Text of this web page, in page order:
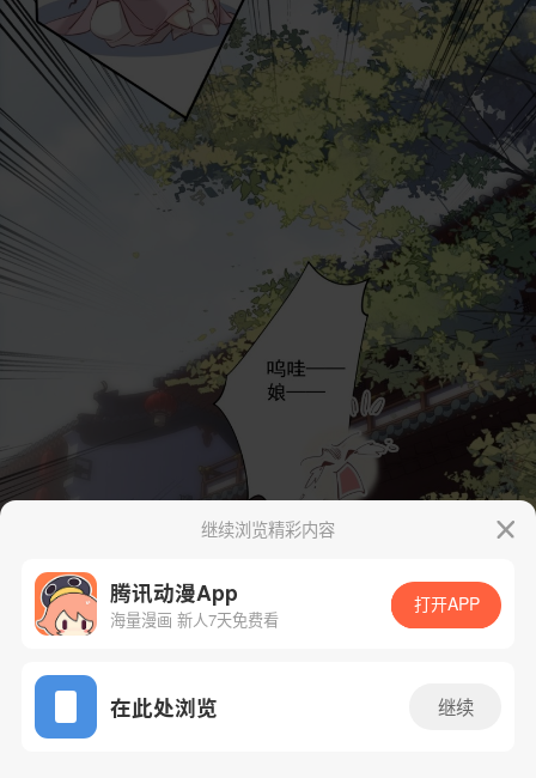
App免费看
继续浏览精彩内容
腾讯动漫App
海量漫画 新人7天免费看
打开APP
在此处浏览 继续